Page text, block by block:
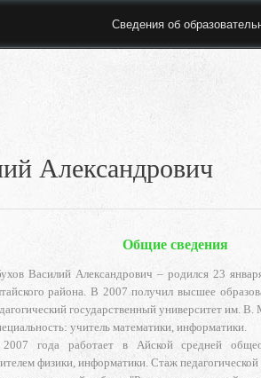
Сведения об
Александрович
Общие сведения
Василий Александрович – родился 23
района. В 2007 получил высшее
государственный университет им.
учитель математики, информатики.
года работает в Айской средней
физики, информатики. Стаж педагогической